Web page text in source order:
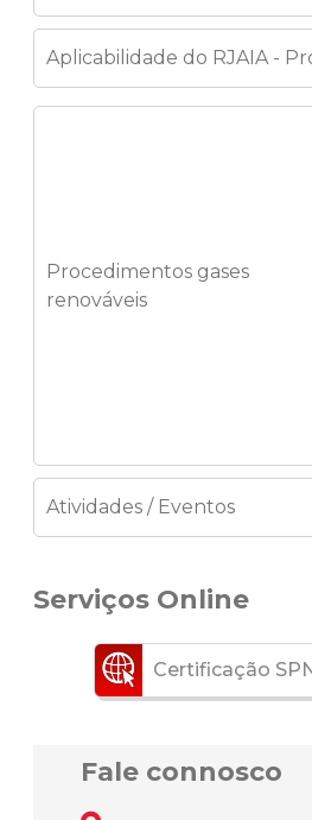
Aplicabilidade do RJAIA -
Procedimentos gases
renováveis
Atividades / Eventos
Serviços Online
Certificação SPN
Fale connosco